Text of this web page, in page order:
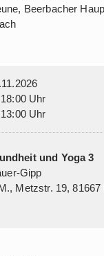
Beerbacher
Uhr
Uhr
und Yoga 3
Gipp
Metzstr. 19, 81667